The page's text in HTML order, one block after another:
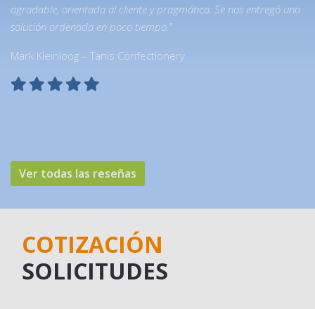
agradable, orientada al cliente y pragmática. Se nos entregó una
solución ordenada en poco tiempo.”
Mark Kleinloog – Tanis Confectionery
Ver todas las reseñas
COTIZACIÓN
SOLICITUDES